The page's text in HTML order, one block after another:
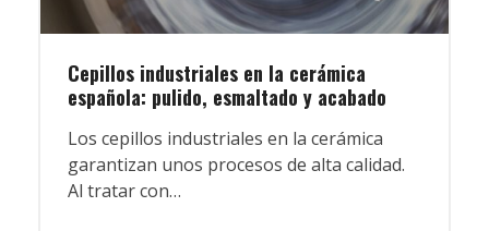
Cepillos industriales en la cerámica
española: pulido, esmaltado y acabado
Los cepillos industriales en la cerámica
garantizan unos procesos de alta calidad.
Al tratar con…